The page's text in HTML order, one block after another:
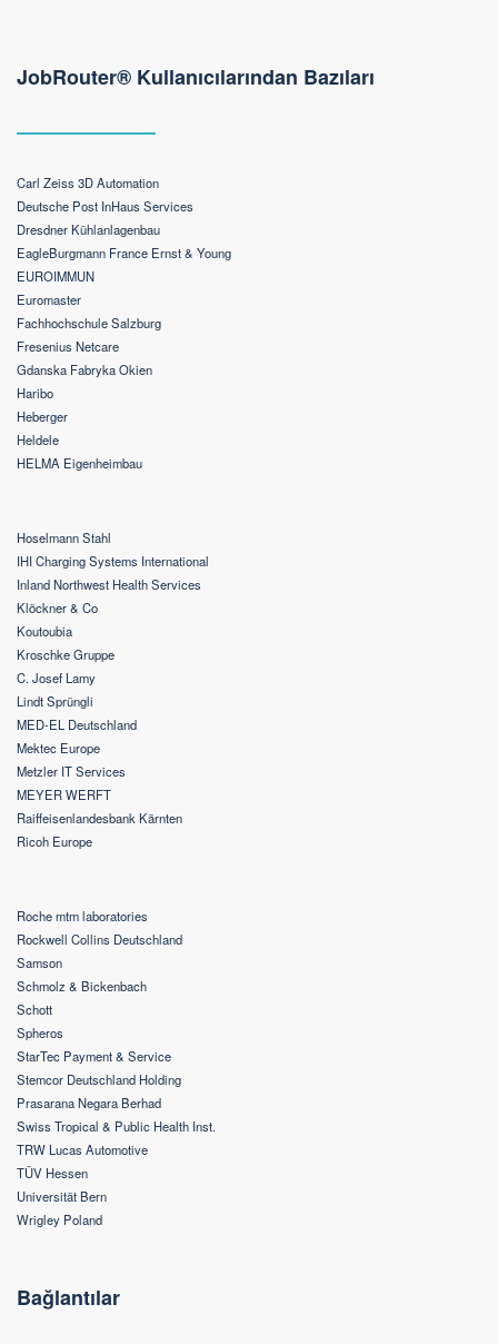
JobRouter® Kullanıcılarından Bazıları
Carl Zeiss 3D Automation
Deutsche Post InHaus Services
Dresdner Kühlanlagenbau
EagleBurgmann France Ernst & Young
EUROIMMUN
Euromaster
Fachhochschule Salzburg
Fresenius Netcare
Gdanska Fabryka Okien
Haribo
Heberger
Heldele
HELMA Eigenheimbau
Hoselmann Stahl
IHI Charging Systems International
Inland Northwest Health Services
Klöckner & Co
Koutoubia
Kroschke Gruppe
C. Josef Lamy
Lindt Sprüngli
MED-EL Deutschland
Mektec Europe
Metzler IT Services
MEYER WERFT
Raiffeisenlandesbank Kärnten
Ricoh Europe
Roche mtm laboratories
Rockwell Collins Deutschland
Samson
Schmolz & Bickenbach
Schott
Spheros
StarTec Payment & Service
Stemcor Deutschland Holding
Prasarana Negara Berhad
Swiss Tropical & Public Health Inst.
TRW Lucas Automotive
TÜV Hessen
Universität Bern
Wrigley Poland
Bağlantılar